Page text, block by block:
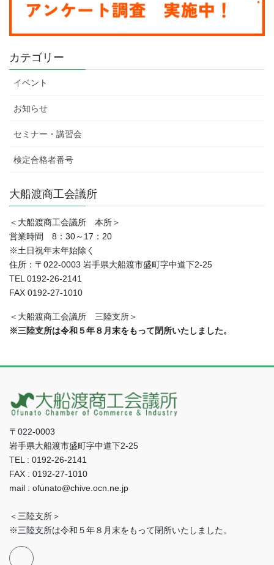
カテゴリー
イベント
お知らせ
セミナー・講習会
検定合格者番号
大船渡商工会議所
＜大船渡商工会議所 本所＞
営業時間 8：30～17：20
※土日祝年末年始除く
住所：〒022-0003 岩手県大船渡市盛町字中道下2-25
TEL 0192-26-2141
FAX 0192-27-1010
＜大船渡商工会議所 三陸支所＞
※三陸支所は令和５年８月末をもって閉所いたしました。
〒022-0003
岩手県大船渡市盛町字中道下2-25
TEL : 0192-26-2141
FAX : 0192-27-1010
mail : ofunato@chive.ocn.ne.jp
＜三陸支所＞
※三陸支所は令和５年８月末をもって閉所いたしました。